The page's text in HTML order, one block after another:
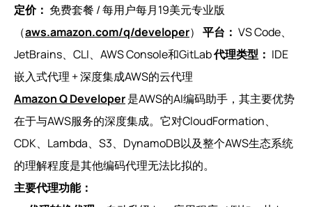
定价： 免费套餐 / 每用户每月19美元专业版
（aws.amazon.com/q/developer） 平台： VS Code、
JetBrains、CLI、AWS Console和GitLab代理类型： IDE
嵌入式代理 + 深度集成AWS的云代理
Amazon Q Developer是AWS的AI编码助手，其主要优势
在于与AWS服务的深度集成。它对CloudFormation、
CDK、Lambda、S3、DynamoDB以及整个AWS生态系统
的理解程度是其他编码代理无法比拟的。
主要代理功能：